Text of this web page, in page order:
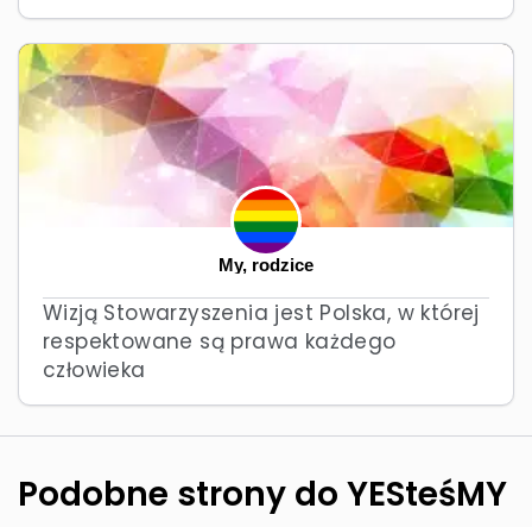
My, rodzice
Wizją Stowarzyszenia jest Polska, w której
respektowane są prawa każdego
człowieka
Podobne strony do YESteśMY